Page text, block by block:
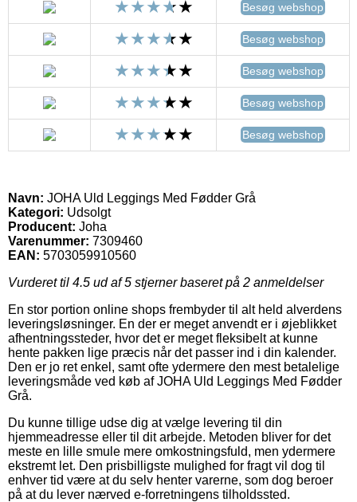
Besøg webshop
Besøg webshop
Besøg webshop
Besøg webshop
Besøg webshop
Navn: JOHA Uld Leggings Med Fødder Grå
Kategori: Udsolgt
Producent: Joha
Varenummer: 7309460
EAN: 5703059910560
Vurderet til 4.5 ud af 5 stjerner baseret på 2 anmeldelser
En stor portion online shops frembyder til alt held alverdens
leveringsløsninger. En der er meget anvendt er i øjeblikket
afhentningssteder, hvor det er meget fleksibelt at kunne
hente pakken lige præcis når det passer ind i din kalender.
Den er jo ret enkel, samt ofte ydermere den mest betalelige
leveringsmåde ved køb af JOHA Uld Leggings Med Fødder
Grå.
Du kunne tillige udse dig at vælge levering til din
hjemmeadresse eller til dit arbejde. Metoden bliver for det
meste en lille smule mere omkostningsfuld, men ydermere
ekstremt let. Den prisbilligste mulighed for fragt vil dog til
enhver tid være at du selv henter varerne, som dog beroer
på at du lever nærved e-forretningens tilholdssted.